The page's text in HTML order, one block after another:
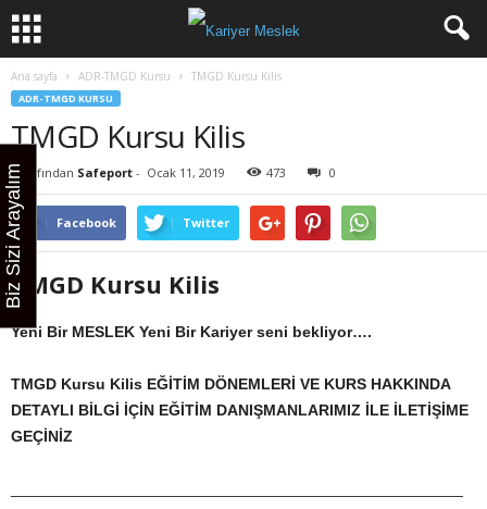
Ana sayfa ADR-TMGD Kursu TMGD Kursu Kilis
ADR-TMGD KURSU
TMGD Kursu Kilis
Tarafından Safeport - Ocak 11, 2019 473 0
Facebook Twitter
TMGD Kursu Kilis
Yeni Bir MESLEK Yeni Bir Kariyer seni bekliyor….
TMGD Kursu Kilis EĞİTİM DÖNEMLERİ VE KURS HAKKINDA
DETAYLI BİLGİ İÇİN EĞİTİM DANIŞMANLARIMIZ İLE İLETİŞİME
GEÇİNİZ
Biz Sizi Arayalım